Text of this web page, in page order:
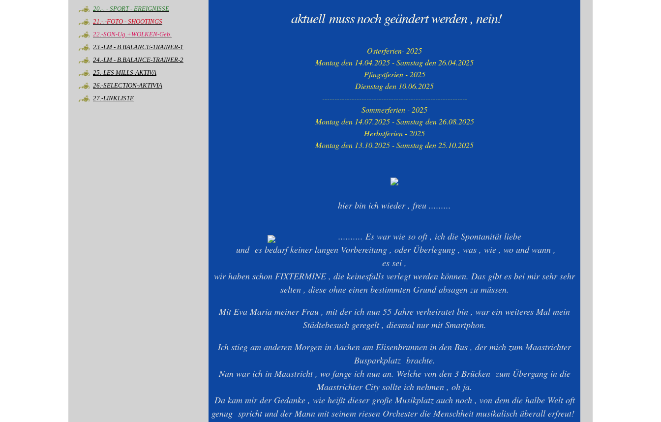
20.-. - SPORT - EREIGNISSE
21.-.-FOTO - SHOOTINGS
22.-SON-Ug.+WOLKEN-Geb.
23.-LM - B.BALANCE-TRAINER-1
24.-LM - B.BALANCE-TRAINER-2
25.-LES MILLS-AKTIVA
26.-SELECTION-AKTIVIA
27.-LINKLISTE
aktuellmuss noch geändert werden , nein!
Osterferien- 2025
Montag den 14.04.2025 - Samstag den 26.04.2025
Pfingstferien - 2025
Dienstag den 10.06.2025
-----------------------------------------------------------
Sommerferien - 2025
Montag den 14.07.2025 - Samstag den 26.08.2025
Herbstferien - 2025
Montag den 13.10.2025 - Samstag den 25.10.2025
hier bin ich wieder , freu .........
.......... Es war wie so oft , ich die Spontanität liebe
und es bedarf keiner langen Vorbereitung , oder Überlegung , was , wie , wo und wann ,
es sei ,
wir haben schon FIXTERMINE , die keinesfalls verlegt werden können. Das gibt es bei mir sehr sehr
selten , diese ohne einen bestimmten Grund absagen zu müssen.
Mit Eva Maria meiner Frau , mit der ich nun 55 Jahre verheiratet bin , war ein weiteres Mal mein
Städtebesuch geregelt , diesmal nur mit Smartphon.
Ich stieg am anderen Morgen in Aachen am Elisenbrunnen in den Bus , der mich zum Maastrichter
Busparkplatz brachte.
Nun war ich in Maastricht , wo fange ich nun an. Welche von den 3 Brücken zum Übergang in die
Maastrichter City sollte ich nehmen , oh ja.
Da kam mir der Gedanke , wie heißt dieser große Musikplatz auch noch , von dem die halbe Welt oft
genug spricht und der Mann mit seinem riesen Orchester die Menschheit musikalisch überall erfreut!